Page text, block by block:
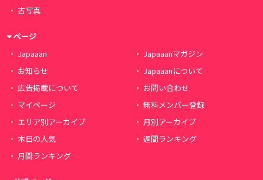
古写真
ページ
Japaaan
Japaaanマガジン
お知らせ
Japaaanについて
広告掲載について
お問い合わせ
マイページ
無料メンバー登録
エリア別アーカイブ
月別アーカイブ
本日の人気
週間ランキング
月間ランキング